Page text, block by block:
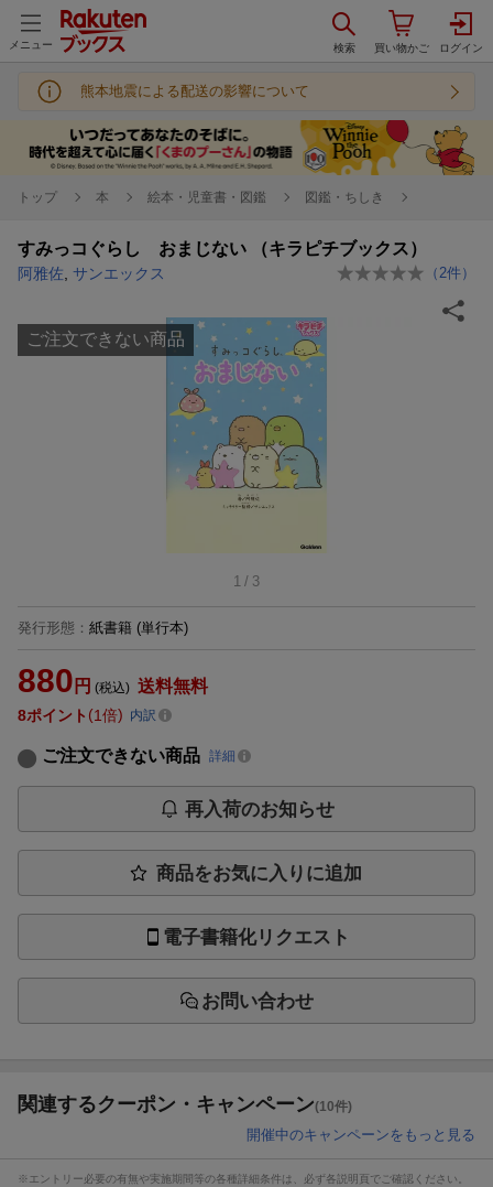
メニュー
熊本地震による配送の影響について
トップ 本 絵本・児童書・図鑑 図鑑・ちしき
すみっコぐらし おまじない （キラピチブックス）
阿雅佐 サンエックス （ 2件）
ご注文できない商品
1 / 3
発行形態 ： 紙書籍 (単行本)
880 円 (税込) 送料無料
8ポイント 1倍 内訳
ご注文できない商品 詳細
再入荷のお知らせ
商品をお気に入りに追加
電子書籍化リクエスト
お問い合わせ
関連するクーポン・キャンペーン(10件)
開催中のキャンペーンをもっと見る
※エントリー必要の有無や実施期間等の各種詳細条件は、必ず各説明頁でご確認ください。